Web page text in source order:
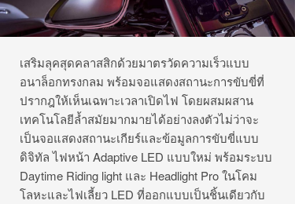
เสริมลุคสุดคลาสสิกด้วยมาตรวัดความเร็วแบบ
อนาล็อกทรงกลม พร้อมจอแสดงสถานะการขับขี่ที่
ปรากฎให้เห็นเฉพาะเวลาเปิดไฟ โดยผสมผสาน
เทคโนโลยีล้ำสมัยมากมายได้อย่างลงตัวไม่ว่าจะ
เป็นจอแสดงสถานะเกียร์และข้อมูลการขับขี่แบบ
ดิจิทัล ไฟหน้า Adaptive LED แบบใหม่ พร้อมระบบ
Daytime Riding light และ Headlight Pro ในโคม
โลหะและไฟเลี้ยว LED ที่ออกแบบเป็นชิ้นเดียวกับ